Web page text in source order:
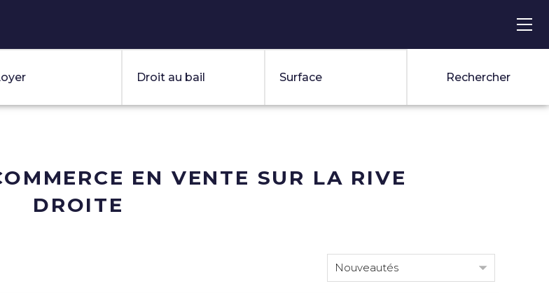
Droit au bail Surface Rechercher
€ min. € max.
EN VENTE SUR LA RIVE
DROITE